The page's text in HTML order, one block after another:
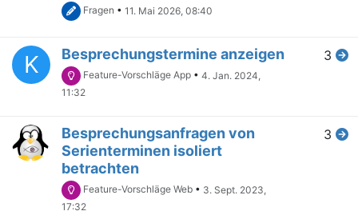
Fragen • 11. Mai 2026, 08:40
K Besprechungstermine anzeigen
Feature-Vorschläge App • 4. Jan. 2024,
11:32
3
Besprechungsanfragen von
Serienterminen isoliert
betrachten
Feature-Vorschläge Web • 3. Sept. 2023,
17:32
3